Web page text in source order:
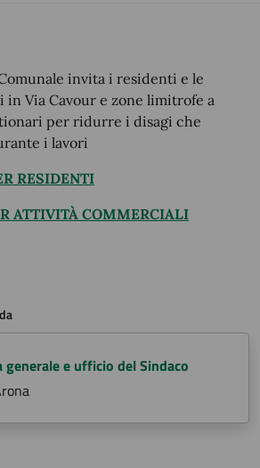
invita i residenti e le
Via Cavour e zone limitrofe a
per ridurre i disagi che
i lavori
RESIDENTI
ATTIVITÀ COMMERCIALI
e ufficio del Sindaco